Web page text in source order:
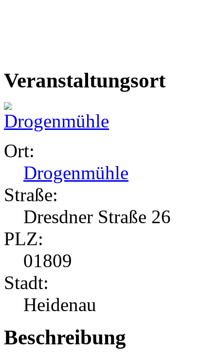
Veranstaltungsort
Ort:
Drogenmühle
Straße:
Dresdner Straße 26
PLZ:
01809
Stadt:
Heidenau
Beschreibung